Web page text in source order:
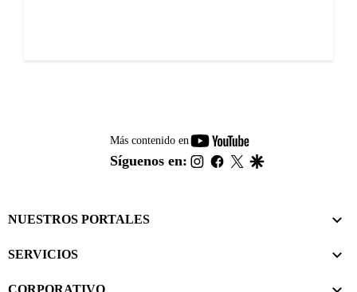
Más contenido en
youtube-
footer
Síguenos en: instagram
facebook
twitter
NUESTROS PORTALES
SERVICIOS
CORPORATIVO